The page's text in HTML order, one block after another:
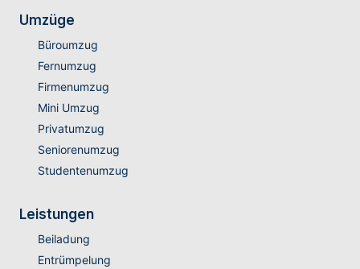
Umzüge
Büroumzug
Fernumzug
Firmenumzug
Mini Umzug
Privatumzug
Seniorenumzug
Studentenumzug
Leistungen
Beiladung
Entrümpelung